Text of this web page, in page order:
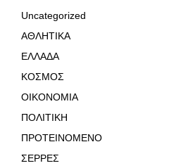
Uncategorized
ΑΘΛΗΤΙΚΑ
ΕΛΛΑΔΑ
ΚΟΣΜΟΣ
ΟΙΚΟΝΟΜΙΑ
ΠΟΛΙΤΙΚΗ
ΠΡΟΤΕΙΝΟΜΕΝΟ
ΣΕΡΡΕΣ